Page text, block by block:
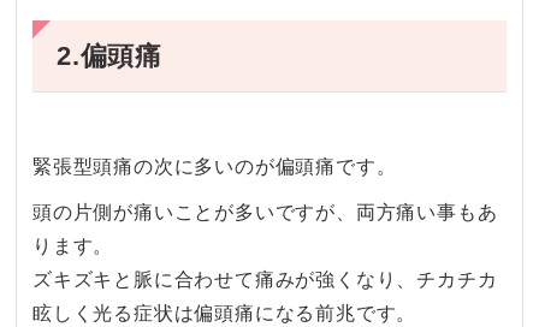
2.偏頭痛
緊張型頭痛の次に多いのが偏頭痛です。
頭の片側が痛いことが多いですが、両方痛い事もあ
ります。
ズキズキと脈に合わせて痛みが強くなり、チカチカ
眩しく光る症状は偏頭痛になる前兆です。